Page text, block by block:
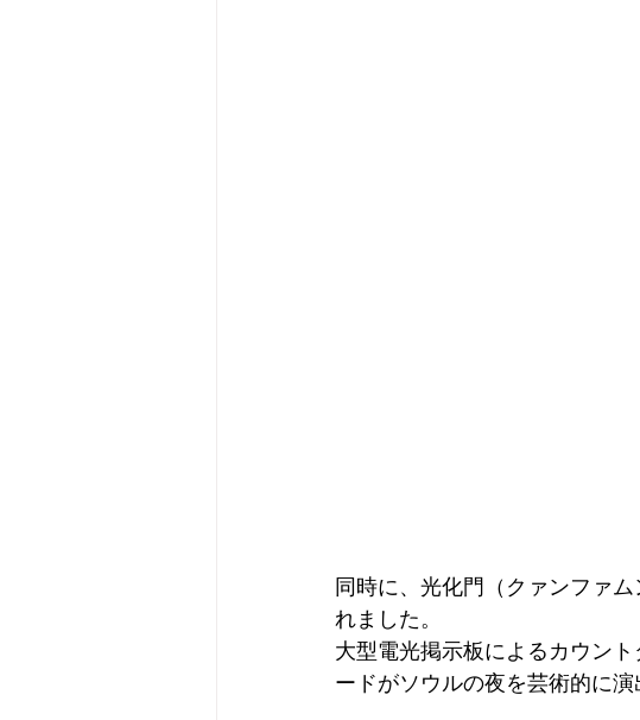
同時に、光化門（クァンファ
れました。
大型電光掲示板によるカウン
ードがソウルの夜を芸術的に